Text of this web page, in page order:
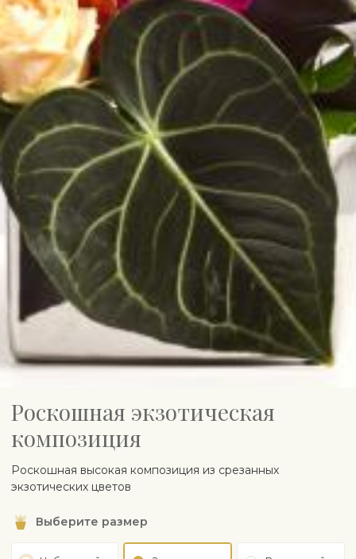
Роскошная экзотическая
композиция
Роскошная высокая композиция из срезанных
экзотических цветов
Выберите размер